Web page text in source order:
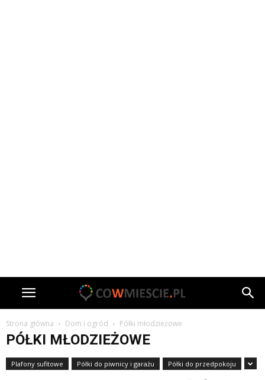
Strona główna Dom i ogród Półki młodzieżowe
PÓŁKI MŁODZIEŻOWE
Plafony sufitowe Półki do piwnicy i garażu Półki do przedpokoju